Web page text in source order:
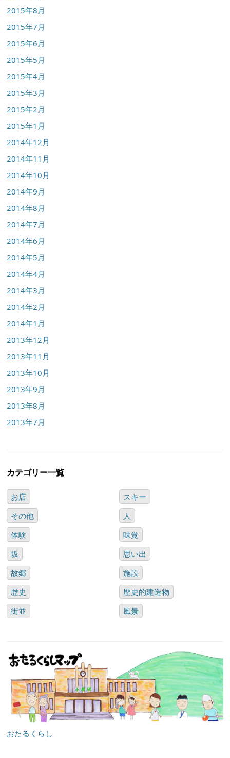
2015年8月
2015年7月
2015年6月
2015年5月
2015年4月
2015年3月
2015年2月
2015年1月
2014年12月
2014年11月
2014年10月
2014年9月
2014年8月
2014年7月
2014年6月
2014年5月
2014年4月
2014年3月
2014年2月
2014年1月
2013年12月
2013年11月
2013年10月
2013年9月
2013年8月
2013年7月
カテゴリー一覧
お店
スキー
その他
人
体験
味覚
坂
思い出
故郷
施設
歴史
歴史的建造物
街並
風景
おたるくらし